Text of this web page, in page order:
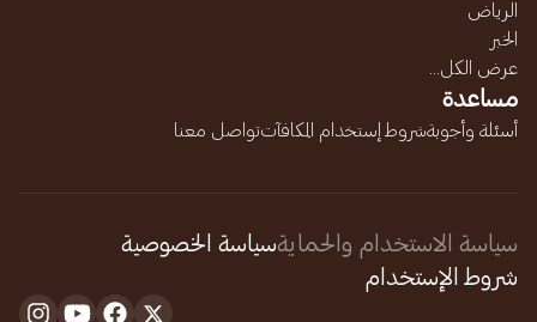
الرياض
الخبر
عرض الكل...
مساعدة
أسئلة وأجوبةشروط إستخدام المكافآتتواصل معنا
سياسة الاستخدام والحمايةسياسة الخصوصية
شروط الإستخدام